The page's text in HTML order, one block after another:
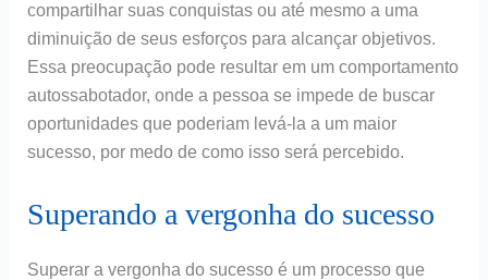
compartilhar suas conquistas ou até mesmo a uma
diminuição de seus esforços para alcançar objetivos.
Essa preocupação pode resultar em um comportamento
autossabotador, onde a pessoa se impede de buscar
oportunidades que poderiam levá-la a um maior
sucesso, por medo de como isso será percebido.
Superando a vergonha do sucesso
Superar a vergonha do sucesso é um processo que